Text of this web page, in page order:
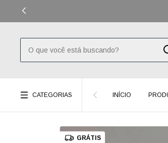
CATEGORIAS INÍCIO
GRÁTIS